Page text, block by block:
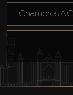
Hors Plan
About Us
Chambres À